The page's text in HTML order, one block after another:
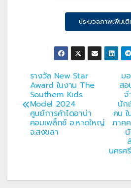
ประมวลภาพเพิ่มเ
แนะแนว
เรื่อง
ม
สอ
จ
นัก
คน
ภาค
นครศ
รางวัล New Star
Award ในงาน The
Southern Kids
Model 2024
ศูนย์การค้าไดอาน่า
คอมเพล็กซ์ อ.หาดใหญ่
จ.สงขลา